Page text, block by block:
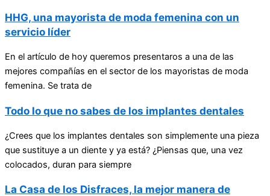
HHG, una mayorista de moda femenina con un
servicio líder
En el artículo de hoy queremos presentaros a una de las
mejores compañías en el sector de los mayoristas de moda
femenina. Se trata de
Todo lo que no sabes de los implantes dentales
¿Crees que los implantes dentales son simplemente una pieza
que sustituye a un diente y ya está? ¿Piensas que, una vez
colocados, duran para siempre
La Casa de los Disfraces, la mejor manera de